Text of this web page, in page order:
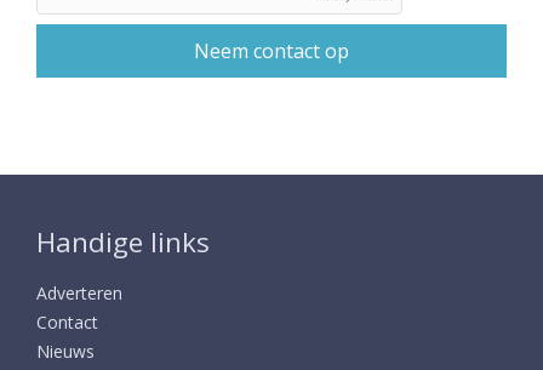
Handige links
Adverteren
Contact
Nieuws